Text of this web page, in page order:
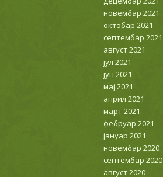
новембар 2021
октобар 2021
септембар 2021
август 2021
јул 2021
јун 2021
мај 2021
април 2021
март 2021
фебруар 2021
јануар 2021
новембар 2020
септембар 2020
август 2020